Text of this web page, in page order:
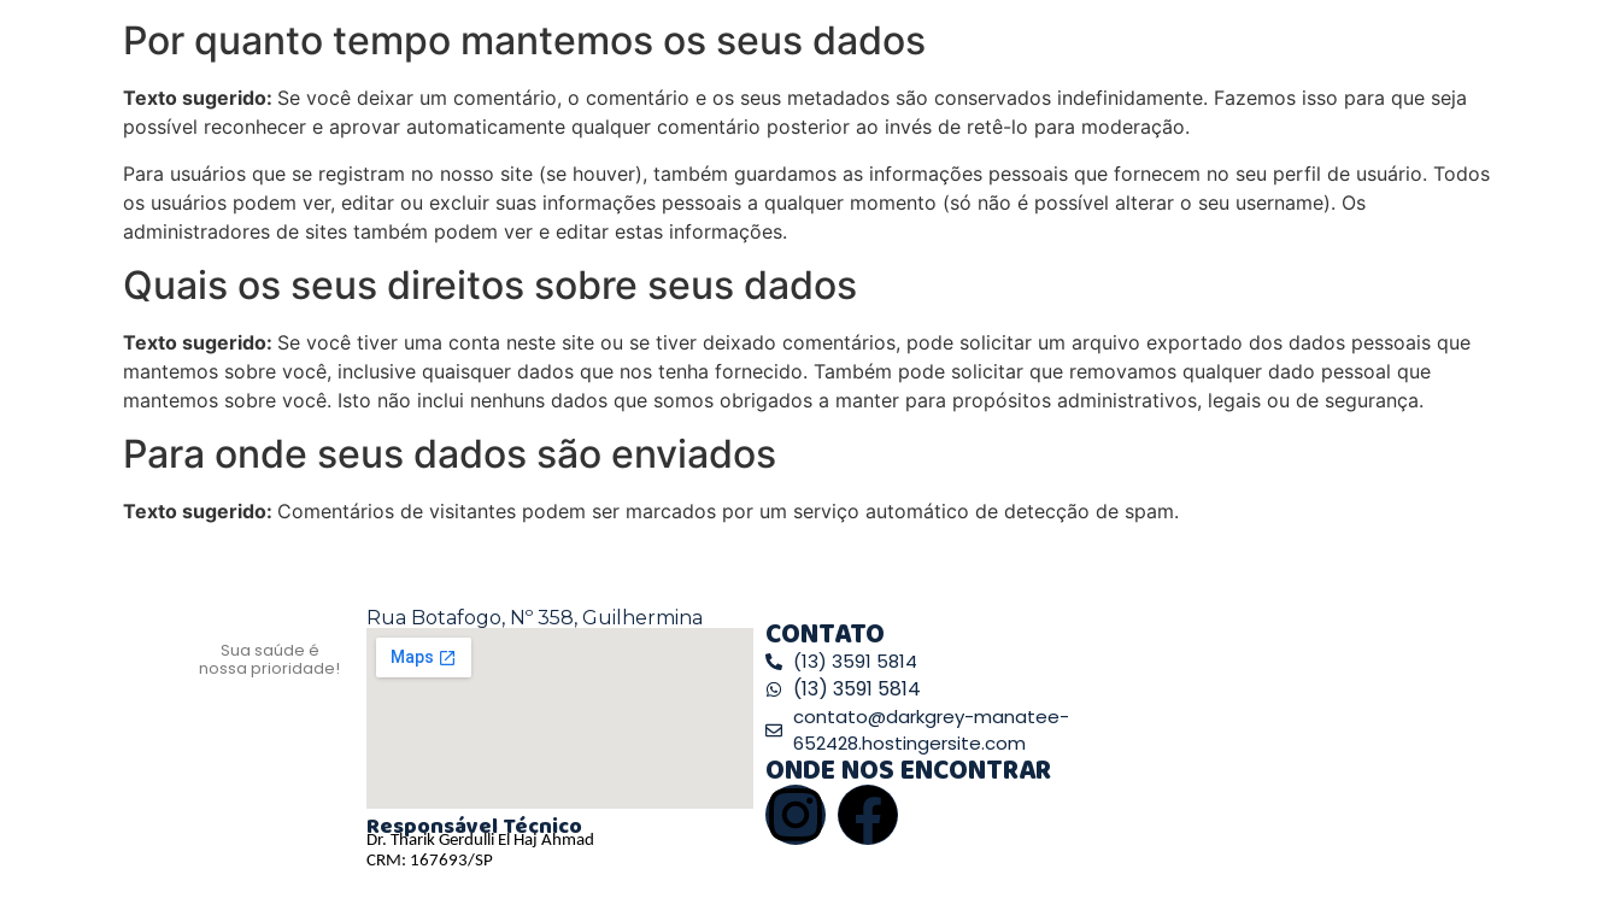
Por quanto tempo mantemos os seus dados
Texto sugerido: Se você deixar um comentário, o comentário e os seus metadados são conservados indefinidamente. Fazemos isso para que seja
possível reconhecer e aprovar automaticamente qualquer comentário posterior ao invés de retê-lo para moderação.
Para usuários que se registram no nosso site (se houver), também guardamos as informações pessoais que fornecem no seu perfil de usuário. Todos
os usuários podem ver, editar ou excluir suas informações pessoais a qualquer momento (só não é possível alterar o seu username). Os
administradores de sites também podem ver e editar estas informações.
Quais os seus direitos sobre seus dados
Texto sugerido: Se você tiver uma conta neste site ou se tiver deixado comentários, pode solicitar um arquivo exportado dos dados pessoais que
mantemos sobre você, inclusive quaisquer dados que nos tenha fornecido. Também pode solicitar que removamos qualquer dado pessoal que
mantemos sobre você. Isto não inclui nenhuns dados que somos obrigados a manter para propósitos administrativos, legais ou de segurança.
Para onde seus dados são enviados
Texto sugerido: Comentários de visitantes podem ser marcados por um serviço automático de detecção de spam.
Sua saúde é
nossa prioridade!
Rua Botafogo, Nº 358, Guilhermina
Responsável Técnico
Dr. Tharik Gerdulli El Haj Ahmad
CRM: 167693/SP
CONTATO
(13) 3591 5814
(13) 3591 5814
contato@darkgrey-manatee-
652428.hostingersite.com
ONDE NOS ENCONTRAR